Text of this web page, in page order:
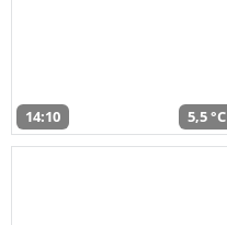
14:10 5,5 °C